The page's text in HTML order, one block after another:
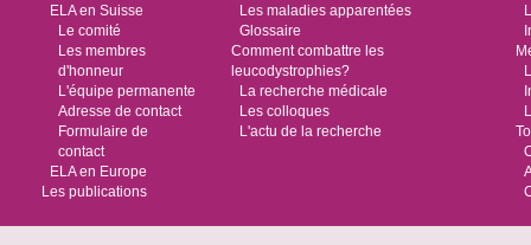
ELA en Suisse
Le comité
Les membres
d'honneur
L'équipe permanente
Adresse de contact
Formulaire de
contact
ELA en Europe
Les publications
Les maladies apparentées
Glossaire
Comment combattre les
leucodystrophies?
La recherche médicale
Les colloques
L'actu de la recherche